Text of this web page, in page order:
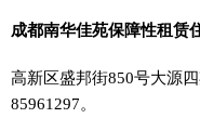
成都南华佳苑保障性租赁
高新区盛邦街850号大源
85961297。